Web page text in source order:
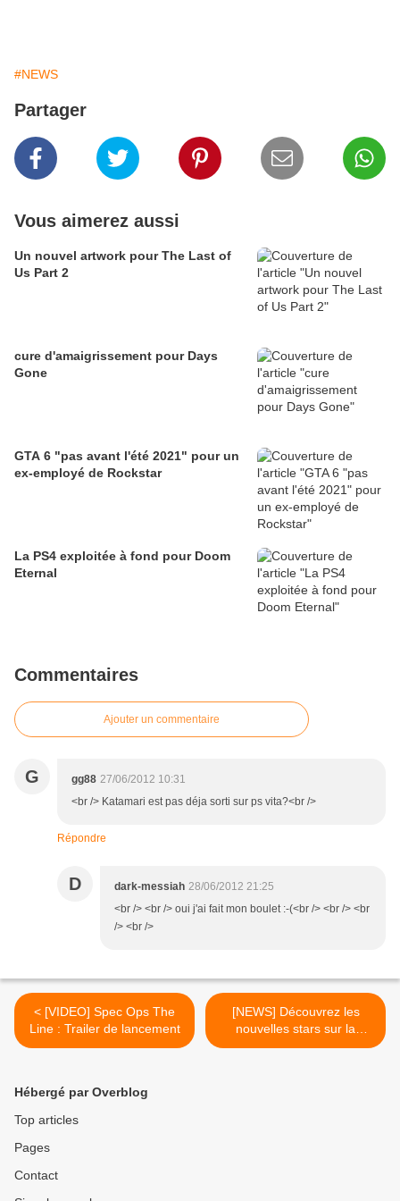
#NEWS
Partager
Vous aimerez aussi
Un nouvel artwork pour The Last of
Us Part 2
cure d'amaigrissement pour Days
Gone
GTA 6 "pas avant l'été 2021" pour un
ex-employé de Rockstar
La PS4 exploitée à fond pour Doom
Eternal
Commentaires
Ajouter un commentaire
G gg88 27/06/2012 10:31
<br /> Katamari est pas déja sorti sur ps vita?<br />
Répondre
D dark-messiah 28/06/2012 21:25
<br /> <br /> oui j'ai fait mon boulet :-(<br /> <br /> <br
/> <br />
< [VIDEO] Spec Ops The
Line : Trailer de lancement
[NEWS] Découvrez les
nouvelles stars sur la
jaquette de NBA 2K13 >
Hébergé par Overblog
Top articles
Pages
Contact